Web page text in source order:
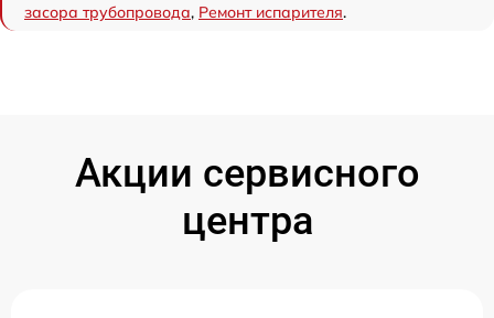
засора трубопровода, Ремонт испарителя.
Акции сервисного
центра